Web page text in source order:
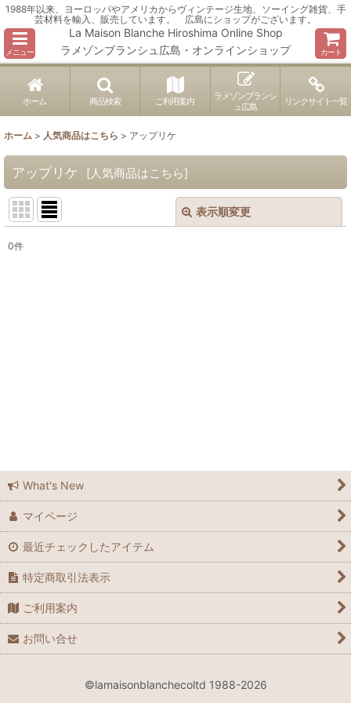
1988年以来、ヨーロッパやアメリカからヴィンテージ生地、ソーイング雑貨、手
芸材料を輸入、販売しています。 広島にショップがございます。
メニュー
La Maison Blanche Hiroshima Online Shop
ラメゾンブランシュ広島・オンラインショップ
カート
ホーム 商品検索 ご利用案内
ラメゾンブランシ
ュ広島
リンクサイト一覧
ホーム > 人気商品はこちら > アップリケ
アップリケ [人気商品はこちら]
表示順変更
0件
What's New
マイページ
最近チェックしたアイテム
特定商取引法表示
ご利用案内
お問い合せ
©lamaisonblanchecoltd 1988-2026